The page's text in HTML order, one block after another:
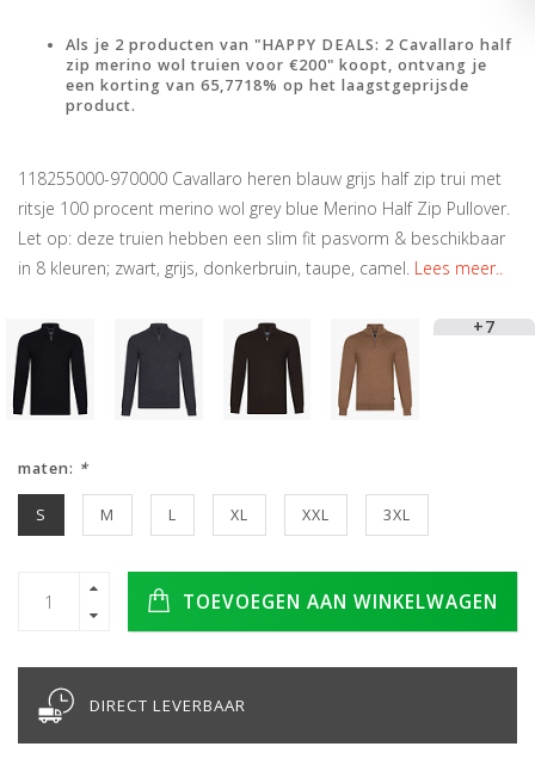
Als je 2 producten van "HAPPY DEALS: 2 Cavallaro half
zip merino wol truien voor €200" koopt, ontvang je
een korting van 65,7718% op het laagstgeprijsde
product.
118255000-970000 Cavallaro heren blauw grijs half zip trui met
ritsje 100 procent merino wol grey blue Merino Half Zip Pullover.
Let op: deze truien hebben een slim fit pasvorm & beschikbaar
in 8 kleuren; zwart, grijs, donkerbruin, taupe, camel. Lees meer..
+7
maten: *
S M L XL XXL 3XL
TOEVOEGEN AAN WINKELWAGEN
DIRECT LEVERBAAR